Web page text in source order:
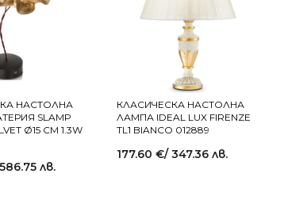
НАСТОЛНА
SLAMP
Ø15 СМ 1.3W
лв.
КЛАСИЧЕСКА НАСТОЛНА
ЛАМПА IDEAL LUX FIRENZE
TL1 BIANCO 012889
177.60 €/ 347.36 лв.